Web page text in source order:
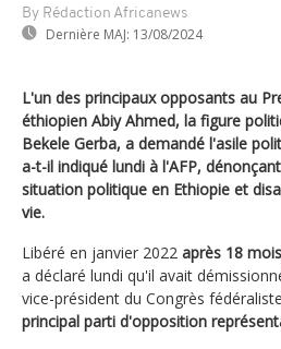
By Rédaction Africanews
Dernière MAJ: 13/08/2024
L'un des principaux opposants au
éthiopien Abiy Ahmed, la figure
Bekele Gerba, a demandé l'asile
a-t-il indiqué lundi à l'AFP,
situation politique en Ethiopie et
vie.
Libéré en janvier 2022 après 18
a déclaré lundi qu'il avait
vice-président du Congrès
principal parti d'opposition